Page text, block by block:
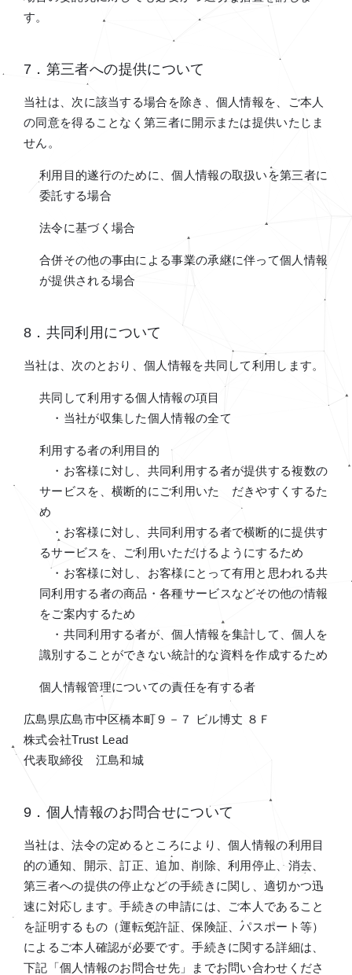
す。
7．第三者への提供について
当社は、次に該当する場合を除き、個人情報を、ご本人
の同意を得ることなく第三者に開示または提供いたしま
せん。
利用目的遂行のために、個人情報の取扱いを第三者に
委託する場合
法令に基づく場合
合併その他の事由による事業の承継に伴って個人情報
が提供される場合
8．共同利用について
当社は、次のとおり、個人情報を共同して利用します。
共同して利用する個人情報の項目
・当社が収集した個人情報の全て
利用する者の利用目的
・お客様に対し、共同利用する者が提供する複数の
サービスを、横断的にご利用いた だきやすくするた
め
・お客様に対し、共同利用する者で横断的に提供す
るサービスを、ご利用いただけるようにするため
・お客様に対し、お客様にとって有用と思われる共
同利用する者の商品・各種サービスなどその他の情報
をご案内するため
・共同利用する者が、個人情報を集計して、個人を
識別することができない統計的な資料を作成するため
個人情報管理についての責任を有する者
広島県広島市中区橋本町９－７ ビル博丈 ８Ｆ
株式会社Trust Lead
代表取締役 江島和城
9．個人情報のお問合せについて
当社は、法令の定めるところにより、個人情報の利用目
的の通知、開示、訂正、追加、削除、利用停止、消去、
第三者への提供の停止などの手続きに関し、適切かつ迅
速に対応します。手続きの申請には、ご本人であること
を証明するもの（運転免許証、保険証、パスポート等）
によるご本人確認が必要です。手続きに関する詳細は、
下記「個人情報のお問合せ先」までお問い合わせくださ